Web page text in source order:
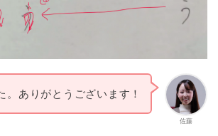
佐藤
。ありがとうございます！